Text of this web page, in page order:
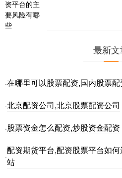
最新
·在哪里可以股票配资,国内股票
·北京配资公司,北京股票配资公司
·股票资金怎么配资,炒股资金配资
·
配资期货平台,配资股票平台如
站